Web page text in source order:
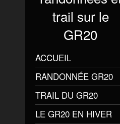
ACCUEIL
RANDONNÉE GR20
TRAIL DU GR20
LE GR20 EN HIVER